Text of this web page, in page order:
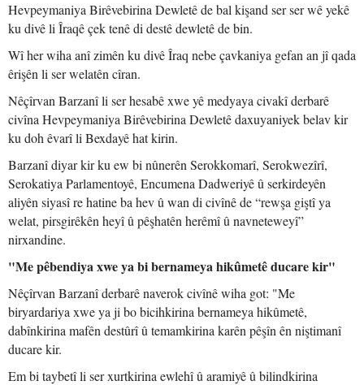
Hevpeymaniya Birêvebirina Dewletê de bal kişand ser ser wê yekê
ku divê li Îraqê çek tenê di destê dewletê de bin.
Wî her wiha anî zimên ku divê Îraq nebe çavkaniya gefan an jî qada
êrişên li ser welatên cîran.
Nêçîrvan Barzanî li ser hesabê xwe yê medyaya civakî derbarê
civîna Hevpeymaniya Birêvebirina Dewletê daxuyaniyek belav kir
ku doh êvarî li Bexdayê hat kirin.
Barzanî diyar kir ku ew bi nûnerên Serokkomarî, Serokwezîrî,
Serokatiya Parlamentoyê, Encumena Dadweriyê û serkirdeyên
aliyên siyasî re hatine ba hev û wan di civînê de “rewşa giştî ya
welat, pirsgirêkên heyî û pêşhatên herêmî û navneteweyî”
nirxandine.
"Me pêbendiya xwe ya bi bernameya hikûmetê ducare kir"
Nêçîrvan Barzanî derbarê naverok civînê wiha got: "Me
biryardariya xwe ya ji bo bicihkirina bernameya hikûmetê,
dabînkirina mafên destûrî û temamkirina karên pêşîn ên niştimanî
ducare kir.
Em bi taybetî li ser xurtkirina ewlehî û aramiyê û bilindkirina